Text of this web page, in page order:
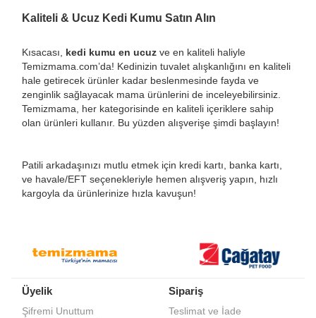
Kaliteli & Ucuz Kedi Kumu Satın Alın
Kısacası, kedi kumu en ucuz ve en kaliteli haliyle
Temizmama.com’da! Kedinizin tuvalet alışkanlığını en kaliteli
hale getirecek ürünler kadar beslenmesinde fayda ve
zenginlik sağlayacak mama ürünlerini de inceleyebilirsiniz.
Temizmama, her kategorisinde en kaliteli içeriklere sahip
olan ürünleri kullanır. Bu yüzden alışverişe şimdi başlayın!
Patili arkadaşınızı mutlu etmek için kredi kartı, banka kartı,
ve havale/EFT seçenekleriyle hemen alışveriş yapın, hızlı
kargoyla da ürünlerinize hızla kavuşun!
Üyelik
Şifremi Unuttum
Sipariş
Teslimat ve İade